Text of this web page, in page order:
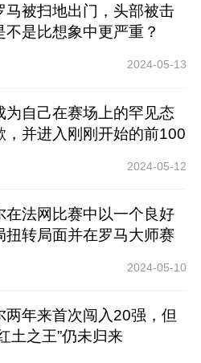
马被扫地出门，头部被击
不是比想象中更严重？
2024-05-13
为自己在赛场上的罕见态
，并进入刚刚开始的前100
2024-05-12
在法网比赛中以一个良好
扭转局面并在罗马大师赛
2024-05-10
两年来首次闯入20强，但
土之王”仍未归来